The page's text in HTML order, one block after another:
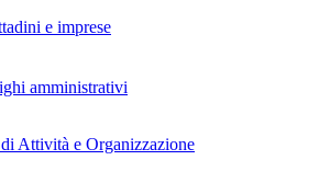
e imprese
amministrativi
Attività e Organizzazione